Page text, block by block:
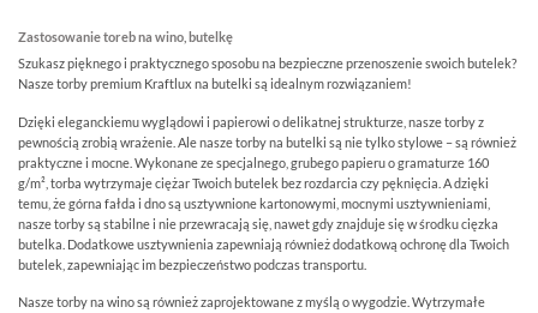
Zastosowanie toreb na wino, butelkę
Szukasz pięknego i praktycznego sposobu na bezpieczne przenoszenie swoich butelek?
Nasze torby premium Kraftlux na butelki są idealnym rozwiązaniem!
Dzięki eleganckiemu wyglądowi i papierowi o delikatnej strukturze, nasze torby z
pewnością zrobią wrażenie. Ale nasze torby na butelki są nie tylko stylowe – są również
praktyczne i mocne. Wykonane ze specjalnego, grubego papieru o gramaturze 160
g/m², torba wytrzymaje ciężar Twoich butelek bez rozdarcia czy pęknięcia. A dzięki
temu, że górna fałda i dno są usztywnione kartonowymi, mocnymi usztywnieniami,
nasze torby są stabilne i nie przewracają się, nawet gdy znajduje się w środku cięzka
butelka. Dodatkowe usztywnienia zapewniają również dodatkową ochronę dla Twoich
butelek, zapewniając im bezpieczeństwo podczas transportu.
Nasze torby na wino są również zaprojektowane z myślą o wygodzie. Wytrzymałe